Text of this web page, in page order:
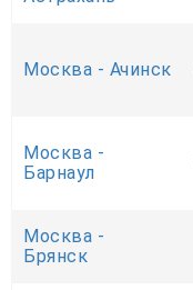
Москва - Ачинск
Москва -
Барнаул
Москва -
Брянск